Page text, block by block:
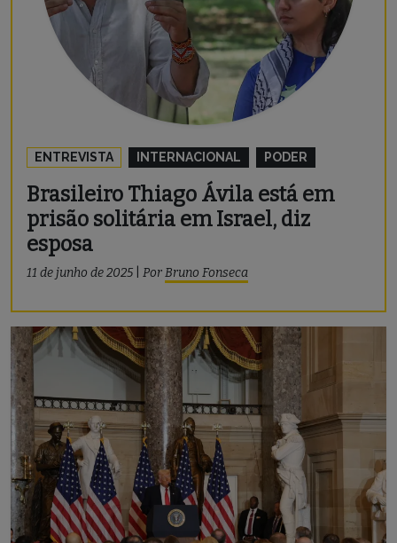
ENTREVISTA INTERNACIONAL PODER
Brasileiro Thiago Ávila está em
prisão solitária em Israel, diz
esposa
11 de junho de 2025 PorBruno Fonseca